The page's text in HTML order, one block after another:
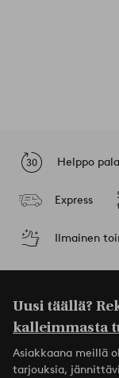
Helppo
Express
Ilmainen
Uusi täällä?
kalleimmasta
Asiakkaana meillä
tarjouksia,